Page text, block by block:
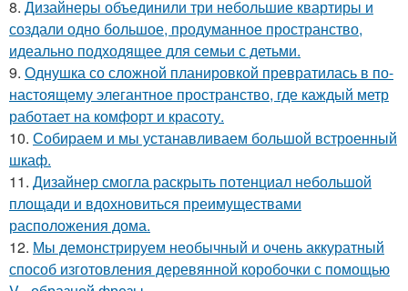
8. Дизайнеры объединили три небольшие квартиры и
создали одно большое, продуманное пространство,
идеально подходящее для семьи с детьми.
9. Однушка со сложной планировкой превратилась в по-
настоящему элегантное пространство, где каждый метр
работает на комфорт и красоту.
10. Собираем и мы устанавливаем большой встроенный
шкаф.
11. Дизайнер смогла раскрыть потенциал небольшой
площади и вдохновиться преимуществами
расположения дома.
12. Мы демонстрируем необычный и очень аккуратный
способ изготовления деревянной коробочки с помощью